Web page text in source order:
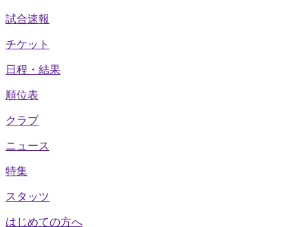
試合速報
チケット
日程・結果
順位表
クラブ
ニュース
特集
スタッツ
はじめての方へ